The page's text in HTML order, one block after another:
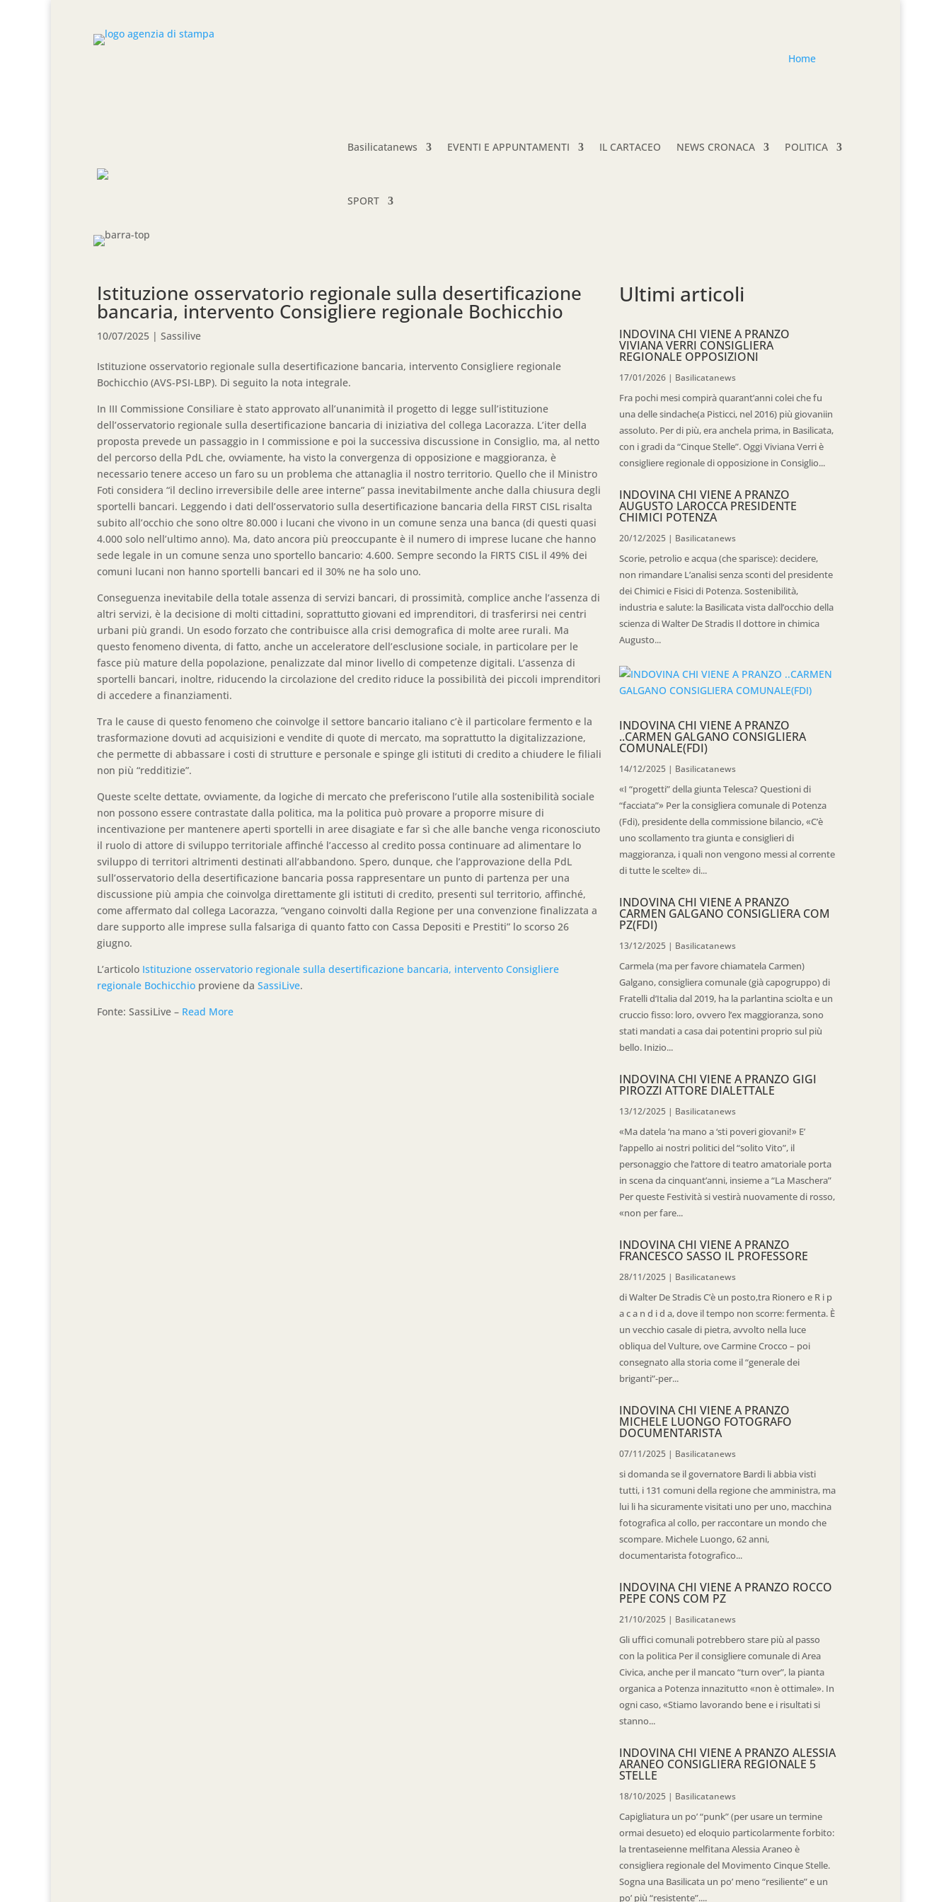
Home
Basilicatanews EVENTI E APPUNTAMENTI IL CARTACEO NEWS CRONACA POLITICA
SPORT
Istituzione osservatorio regionale sulla desertificazione
bancaria, intervento Consigliere regionale Bochicchio
10/07/2025 | Sassilive
Istituzione osservatorio regionale sulla desertificazione bancaria, intervento Consigliere regionale
Bochicchio (AVS-PSI-LBP). Di seguito la nota integrale.
In III Commissione Consiliare è stato approvato all’unanimità il progetto di legge sull’istituzione
dell’osservatorio regionale sulla desertificazione bancaria di iniziativa del collega Lacorazza. L’iter della
proposta prevede un passaggio in I commissione e poi la successiva discussione in Consiglio, ma, al netto
del percorso della PdL che, ovviamente, ha visto la convergenza di opposizione e maggioranza, è
necessario tenere acceso un faro su un problema che attanaglia il nostro territorio. Quello che il Ministro
Foti considera “il declino irreversibile delle aree interne” passa inevitabilmente anche dalla chiusura degli
sportelli bancari. Leggendo i dati dell’osservatorio sulla desertificazione bancaria della FIRST CISL risalta
subito all’occhio che sono oltre 80.000 i lucani che vivono in un comune senza una banca (di questi quasi
4.000 solo nell’ultimo anno). Ma, dato ancora più preoccupante è il numero di imprese lucane che hanno
sede legale in un comune senza uno sportello bancario: 4.600. Sempre secondo la FIRTS CISL il 49% dei
comuni lucani non hanno sportelli bancari ed il 30% ne ha solo uno.
Conseguenza inevitabile della totale assenza di servizi bancari, di prossimità, complice anche l’assenza di
altri servizi, è la decisione di molti cittadini, soprattutto giovani ed imprenditori, di trasferirsi nei centri
urbani più grandi. Un esodo forzato che contribuisce alla crisi demografica di molte aree rurali. Ma
questo fenomeno diventa, di fatto, anche un acceleratore dell’esclusione sociale, in particolare per le
fasce più mature della popolazione, penalizzate dal minor livello di competenze digitali. L’assenza di
sportelli bancari, inoltre, riducendo la circolazione del credito riduce la possibilità dei piccoli imprenditori
di accedere a finanziamenti.
Tra le cause di questo fenomeno che coinvolge il settore bancario italiano c’è il particolare fermento e la
trasformazione dovuti ad acquisizioni e vendite di quote di mercato, ma soprattutto la digitalizzazione,
che permette di abbassare i costi di strutture e personale e spinge gli istituti di credito a chiudere le filiali
non più “redditizie”.
Queste scelte dettate, ovviamente, da logiche di mercato che preferiscono l’utile alla sostenibilità sociale
non possono essere contrastate dalla politica, ma la politica può provare a proporre misure di
incentivazione per mantenere aperti sportelli in aree disagiate e far sì che alle banche venga riconosciuto
il ruolo di attore di sviluppo territoriale affinché l’accesso al credito possa continuare ad alimentare lo
sviluppo di territori altrimenti destinati all’abbandono. Spero, dunque, che l’approvazione della PdL
sull’osservatorio della desertificazione bancaria possa rappresentare un punto di partenza per una
discussione più ampia che coinvolga direttamente gli istituti di credito, presenti sul territorio, affinché,
come affermato dal collega Lacorazza, “vengano coinvolti dalla Regione per una convenzione finalizzata a
dare supporto alle imprese sulla falsariga di quanto fatto con Cassa Depositi e Prestiti” lo scorso 26
giugno.
L’articolo Istituzione osservatorio regionale sulla desertificazione bancaria, intervento Consigliere
regionale Bochicchio proviene da SassiLive.
Fonte: SassiLive – Read More
Ultimi articoli
INDOVINA CHI VIENE A PRANZO
VIVIANA VERRI CONSIGLIERA
REGIONALE OPPOSIZIONI
17/01/2026 | Basilicatanews
Fra pochi mesi compirà quarant’anni colei che fu
una delle sindache(a Pisticci, nel 2016) più giovaniin
assoluto. Per di più, era anchela prima, in Basilicata,
con i gradi da “Cinque Stelle”. Oggi Viviana Verri è
consigliere regionale di opposizione in Consiglio...
INDOVINA CHI VIENE A PRANZO
AUGUSTO LAROCCA PRESIDENTE
CHIMICI POTENZA
20/12/2025 | Basilicatanews
Scorie, petrolio e acqua (che sparisce): decidere,
non rimandare L’analisi senza sconti del presidente
dei Chimici e Fisici di Potenza. Sostenibilità,
industria e salute: la Basilicata vista dall’occhio della
scienza di Walter De Stradis Il dottore in chimica
Augusto...
INDOVINA CHI VIENE A PRANZO
..CARMEN GALGANO CONSIGLIERA
COMUNALE(FDI)
14/12/2025 | Basilicatanews
«I “progetti” della giunta Telesca? Questioni di
“facciata”» Per la consigliera comunale di Potenza
(Fdi), presidente della commissione bilancio, «C’è
uno scollamento tra giunta e consiglieri di
maggioranza, i quali non vengono messi al corrente
di tutte le scelte» di...
INDOVINA CHI VIENE A PRANZO
CARMEN GALGANO CONSIGLIERA COM
PZ(FDI)
13/12/2025 | Basilicatanews
Carmela (ma per favore chiamatela Carmen)
Galgano, consigliera comunale (già capogruppo) di
Fratelli d’Italia dal 2019, ha la parlantina sciolta e un
cruccio fisso: loro, ovvero l’ex maggioranza, sono
stati mandati a casa dai potentini proprio sul più
bello. Inizio...
INDOVINA CHI VIENE A PRANZO GIGI
PIROZZI ATTORE DIALETTALE
13/12/2025 | Basilicatanews
«Ma datela ‘na mano a ‘sti poveri giovani!» E’
l’appello ai nostri politici del “solito Vito”, il
personaggio che l’attore di teatro amatoriale porta
in scena da cinquant’anni, insieme a “La Maschera”
Per queste Festività si vestirà nuovamente di rosso,
«non per fare...
INDOVINA CHI VIENE A PRANZO
FRANCESCO SASSO IL PROFESSORE
28/11/2025 | Basilicatanews
di Walter De Stradis C’è un posto,tra Rionero e R i p
a c a n d i d a, dove il tempo non scorre: fermenta. È
un vecchio casale di pietra, avvolto nella luce
obliqua del Vulture, ove Carmine Crocco – poi
consegnato alla storia come il “generale dei
briganti”-per...
INDOVINA CHI VIENE A PRANZO
MICHELE LUONGO FOTOGRAFO
DOCUMENTARISTA
07/11/2025 | Basilicatanews
si domanda se il governatore Bardi li abbia visti
tutti, i 131 comuni della regione che amministra, ma
lui li ha sicuramente visitati uno per uno, macchina
fotografica al collo, per raccontare un mondo che
scompare. Michele Luongo, 62 anni,
documentarista fotografico...
INDOVINA CHI VIENE A PRANZO ROCCO
PEPE CONS COM PZ
21/10/2025 | Basilicatanews
Gli uffici comunali potrebbero stare più al passo
con la politica Per il consigliere comunale di Area
Civica, anche per il mancato “turn over”, la pianta
organica a Potenza innazitutto «non è ottimale». In
ogni caso, «Stiamo lavorando bene e i risultati si
stanno...
INDOVINA CHI VIENE A PRANZO ALESSIA
ARANEO CONSIGLIERA REGIONALE 5
STELLE
18/10/2025 | Basilicatanews
Capigliatura un po’ “punk” (per usare un termine
ormai desueto) ed eloquio particolarmente forbito:
la trentaseienne melfitana Alessia Araneo è
consigliera regionale del Movimento Cinque Stelle.
Sogna una Basilicata un po’ meno “resiliente” e un
po’ più “resistente”....